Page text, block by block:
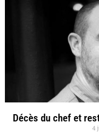
Décès du chef et
4